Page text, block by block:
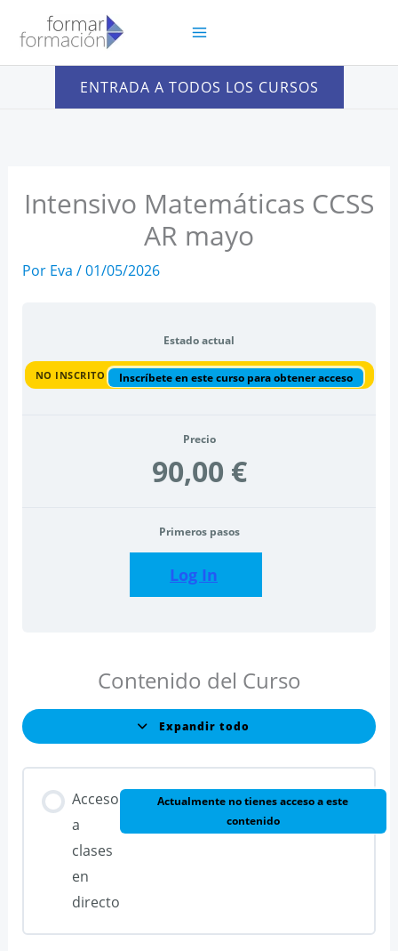
contenido
ENTRADA A TODOS LOS CURSOS
Intensivo Matemáticas CCSS
AR mayo
Por Eva /01/05/2026
Estado actual
NO INSCRITO Inscríbete en este curso para obtener acceso
Precio
90,00 €
Primeros pasos
Log In
Contenido del Curso
Expandir todo
Lecciones
Acceso
a
clases
en
directo
Actualmente no tienes acceso a este
contenido